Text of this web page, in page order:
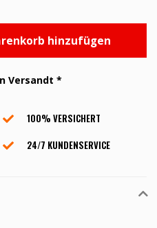
hinzufügen
Versandt *
100% VERSICHERT
24/7 KUNDENSERVICE